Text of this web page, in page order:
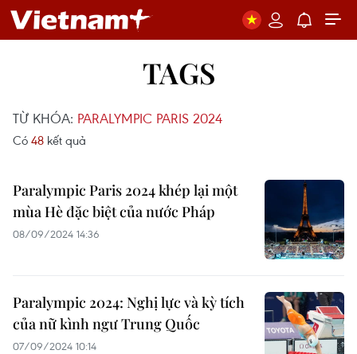
TAGS
TỪ KHÓA: PARALYMPIC PARIS 2024
Có 48 kết quả
Paralympic Paris 2024 khép lại một
mùa Hè đặc biệt của nước Pháp
08/09/2024 14:36
Paralympic 2024: Nghị lực và kỳ tích
của nữ kình ngư Trung Quốc
07/09/2024 10:14